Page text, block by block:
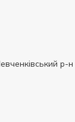
р-н